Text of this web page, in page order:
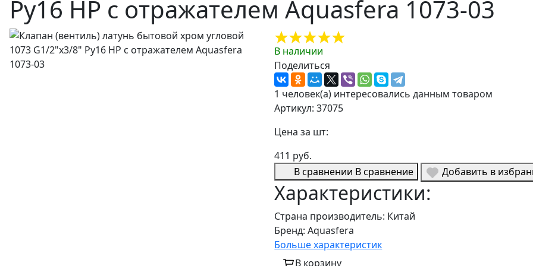
Ру16 НР с отражателем Aquasfera 1073-03
В наличии
Поделиться
1 человек(а) интересовались данным товаром
Артикул: 37075
Цена за шт:
411 руб.
В сравнении В сравнение Добавить в
Характеристики:
Страна производитель: Китай
Бренд: Aquasfera
Больше характеристик
В корзину